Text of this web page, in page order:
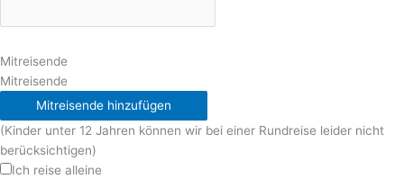
Mitreisende
Mitreisende
Mitreisende hinzufügen
(Kinder unter 12 Jahren können wir bei einer Rundreise leider nicht
berücksichtigen)
Ich reise alleine